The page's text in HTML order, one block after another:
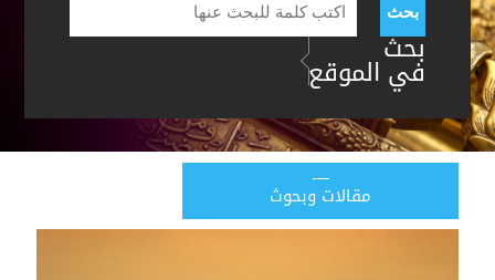
بحث
بحث
في الموقع
مقالات وبحوث